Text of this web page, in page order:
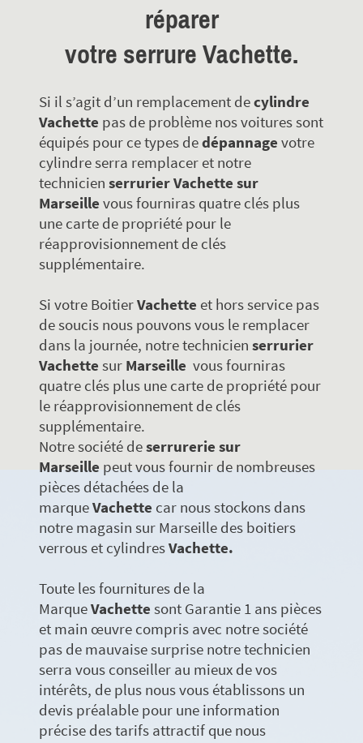
réparer
votre serrure Vachette.
Si il s’agit d’un remplacement decylindre
Vachette pas de problème nos voitures sont
équipés pour ce types dedépannage votre
cylindre serra remplacer et notre
technicien serrurier Vachette sur
Marseille vous fourniras quatre clés plus
une carte de propriété pour le
réapprovisionnement de clés
supplémentaire.
Si votre BoitierVachette et hors service pas
de soucis nous pouvons vous le remplacer
dans la journée, notre technicien serrurier
Vachette sur Marseille vous fourniras
quatre clés plus une carte de propriété pour
le réapprovisionnement de clés
supplémentaire.
Notre société deserrurerie sur
Marseille peut vous fournir de nombreuses
pièces détachées de la
marqueVachette car nous stockons dans
notre magasin sur Marseille des boitiers
verrous et cylindresVachette.
Toute les fournitures de la
MarqueVachette sont Garantie 1 ans pièces
et main œuvre compris avec notre société
pas de mauvaise surprise notre technicien
serra vous conseiller au mieux de vos
intérêts, de plus nous vous établissons un
devis préalable pour une information
précise des tarifs attractif que nous